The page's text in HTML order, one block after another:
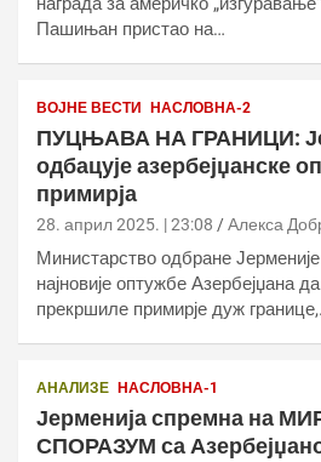
Пашињан пристао на…
ВОЈНЕ ВЕСТИ НАСЛОВНА-2
ПУЦЊАВА НА ГРАНИЦИ:
одбацује азербејџанске
примирја
28. април 2025. | 23:08 Алекса
Министарство одбране
најновије оптужбе Азербејџана
прекршиле примирје дуж
АНАЛИЗЕ НАСЛОВНА-1
Јерменија спремна на
СПОРАЗУМ са